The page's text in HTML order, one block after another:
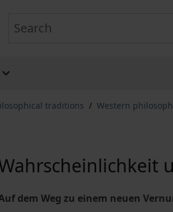
traditions / Western
dem Weg zu einem neuen